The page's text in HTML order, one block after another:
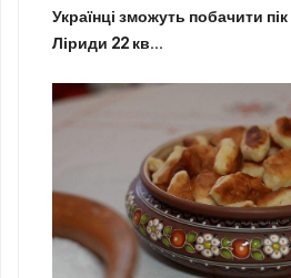
Українці зможуть побачити
Ліриди 22 кв...